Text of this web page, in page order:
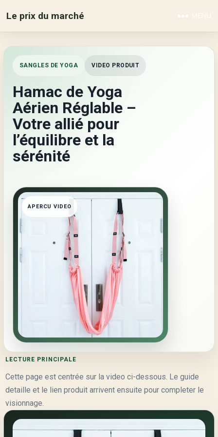
Le prix du marché MENU
SANGLES DE YOGA VIDEO PRODUIT
Hamac de Yoga
Aérien Réglable –
Votre allié pour
l’équilibre et la
sérénité
APERCU VIDEO
LECTURE PRINCIPALE
Cette page est centrée sur la video ci-dessous. Le guide
detaille et le lien produit arrivent ensuite pour completer le
visionnage.